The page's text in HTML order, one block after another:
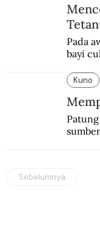
Pada
bayi
Kuno
Sebelumnya